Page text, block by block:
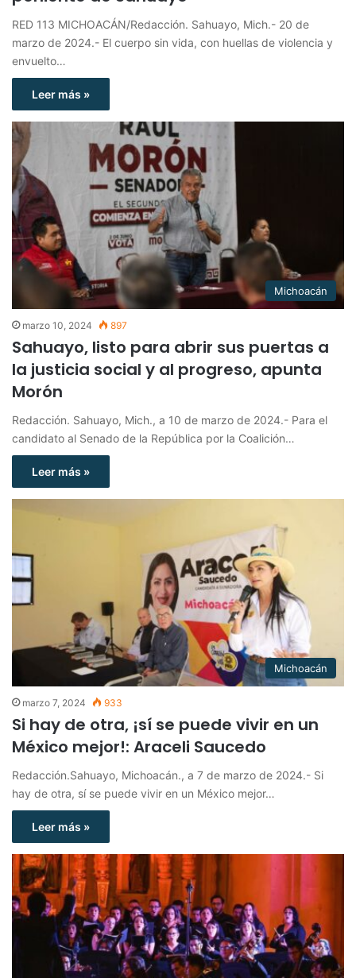
RED 113 MICHOACÁN/Redacción. Sahuayo, Mich.- 20 de
marzo de 2024.- El cuerpo sin vida, con huellas de violencia y
envuelto…
Leer más »
Michoacán
marzo 10, 2024 897
Sahuayo, listo para abrir sus puertas a
la justicia social y al progreso, apunta
Morón
Redacción. Sahuayo, Mich., a 10 de marzo de 2024.- Para el
candidato al Senado de la República por la Coalición…
Leer más »
Michoacán
marzo 7, 2024 933
Si hay de otra, ¡sí se puede vivir en un
México mejor!: Araceli Saucedo
Redacción.Sahuayo, Michoacán., a 7 de marzo de 2024.- Si
hay de otra, sí se puede vivir en un México mejor…
Leer más »